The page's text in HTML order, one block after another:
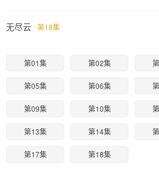
无尽云 第18集
第01集 第02集
第05集 第06集
第09集 第10集
第13集 第14集
第17集 第18集